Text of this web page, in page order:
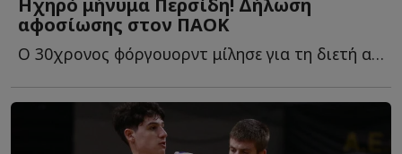
Ηχηρό μήνυμα Περσίδη! Δήλωση
αφοσίωσης στον ΠΑΟΚ
Ο 30χρονος φόργουορντ μίλησε για τη διετή ανανέωση, τ...